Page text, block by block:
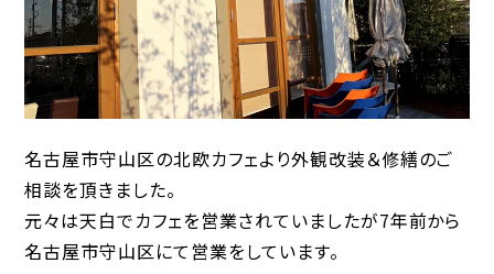
名古屋市守山区の北欧カフェより外観改装＆修繕のご
相談を頂きました。
元々は天白でカフェを営業されていましたが7年前から
名古屋市守山区にて営業をしています。